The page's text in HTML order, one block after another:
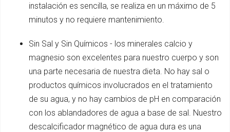
instalación es sencilla, se realiza en un máximo de 5
minutos y no requiere mantenimiento.
Sin Sal y Sin Químicos - los minerales calcio y
magnesio son excelentes para nuestro cuerpo y son
una parte necesaria de nuestra dieta. No hay sal o
productos químicos involucrados en el tratamiento
de su agua, y no hay cambios de pH en comparación
con los ablandadores de agua a base de sal. Nuestro
descalcificador magnético de agua dura es una